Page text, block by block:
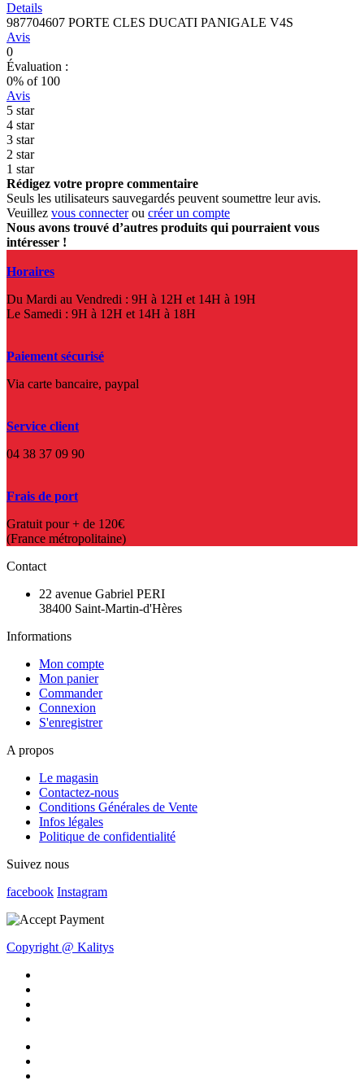
Details
987704607 PORTE CLES DUCATI PANIGALE V4S
Avis
0
Évaluation :
0% of 100
Avis
5 star
4 star
3 star
2 star
1 star
Rédigez votre propre commentaire
Seuls les utilisateurs sauvegardés peuvent soumettre leur avis.
Veuillez vous connecterou créer un compte
Nous avons trouvé d’autres produits qui pourraient vous
intéresser !
Horaires
Du Mardi au Vendredi : 9H à 12H et 14H à 19H
Le Samedi : 9H à 12H et 14H à 18H
Paiement sécurisé
Via carte bancaire, paypal
Service client
04 38 37 09 90
Frais de port
Gratuit pour + de 120€
(France métropolitaine)
Contact
22 avenue Gabriel PERI
38400 Saint-Martin-d'Hères
Informations
Mon compte
Mon panier
Commander
Connexion
S'enregistrer
A propos
Le magasin
Contactez-nous
Conditions Générales de Vente
Infos légales
Politique de confidentialité
Suivez nous
facebook Instagram
Copyright @ Kalitys